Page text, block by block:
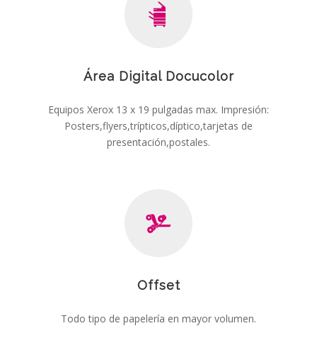
Área Digital Docucolor
Equipos Xerox 13 x 19 pulgadas max. Impresión:
Posters,flyers,trípticos,díptico,tarjetas de
presentación,postales.
Offset
Todo tipo de papelería en mayor volumen.